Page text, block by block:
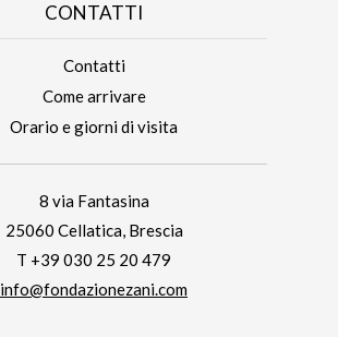
CONTATTI
Contatti
Come arrivare
Orario e giorni di visita
8 via Fantasina
25060 Cellatica, Brescia
T +39 030 25 20 479
info@fondazionezani.com